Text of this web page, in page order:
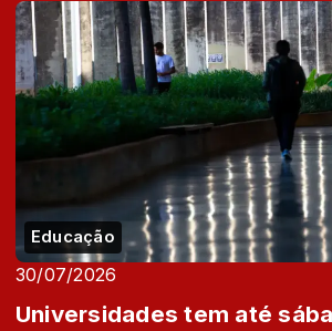
Educação
30/07/2026
Universidades tem até